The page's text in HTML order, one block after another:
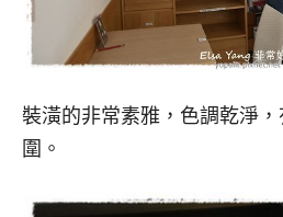
裝潢的非常素雅，色調乾淨
圍。